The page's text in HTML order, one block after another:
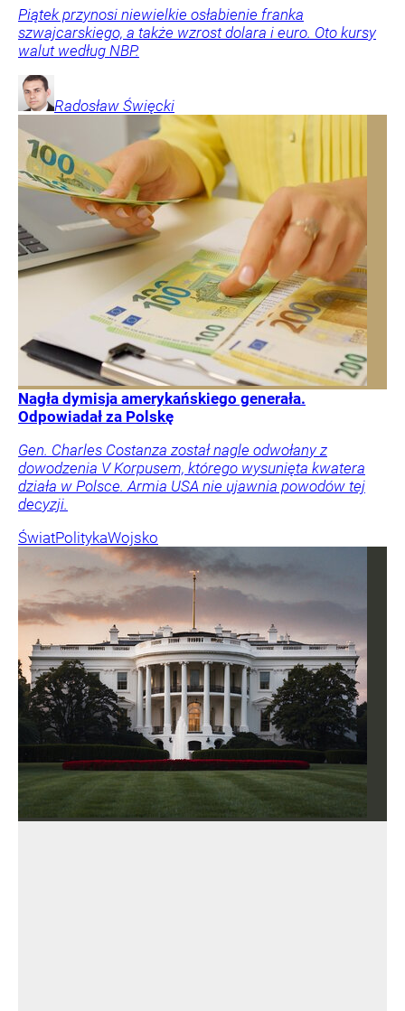
Piątek przynosi niewielkie osłabienie franka
szwajcarskiego, a także wzrost dolara i euro. Oto kursy
walut według NBP.
Radosław Święcki
Nagła dymisja amerykańskiego generała.
Odpowiadał za Polskę
Gen. Charles Costanza został nagle odwołany z
dowodzenia V Korpusem, którego wysunięta kwatera
działa w Polsce. Armia USA nie ujawnia powodów tej
decyzji.
ŚwiatPolitykaWojsko